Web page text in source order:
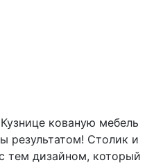
кованую мебель
результатом! Столик и
тем дизайном, который